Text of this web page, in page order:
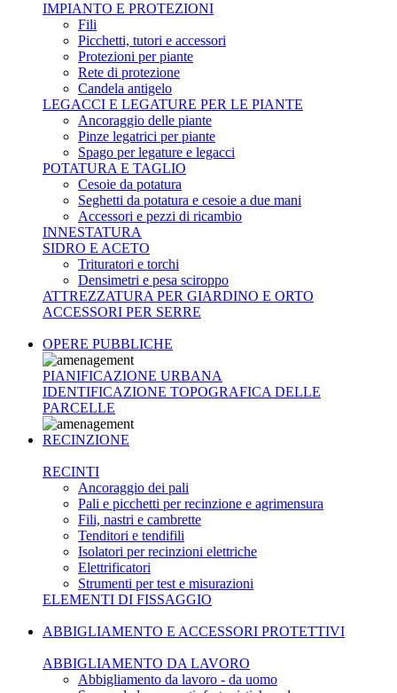
IMPIANTO E PROTEZIONI
Fili
Picchetti, tutori e accessori
Protezioni per piante
Rete di protezione
Candela antigelo
LEGACCI E LEGATURE PER LE PIANTE
Ancoraggio delle piante
Pinze legatrici per piante
Spago per legature e legacci
POTATURA E TAGLIO
Cesoie da potatura
Seghetti da potatura e cesoie a due mani
Accessori e pezzi di ricambio
INNESTATURA
SIDRO E ACETO
Trituratori e torchi
Densimetri e pesa sciroppo
ATTREZZATURA PER GIARDINO E ORTO
ACCESSORI PER SERRE
OPERE PUBBLICHE
PIANIFICAZIONE URBANA
IDENTIFICAZIONE TOPOGRAFICA DELLE
PARCELLE
RECINZIONE
RECINTI
Ancoraggio dei pali
Pali e picchetti per recinzione e agrimensura
Fili, nastri e cambrette
Tenditori e tendifili
Isolatori per recinzioni elettriche
Elettrificatori
Strumenti per test e misurazioni
ELEMENTI DI FISSAGGIO
ABBIGLIAMENTO E ACCESSORI PROTETTIVI
ABBIGLIAMENTO DA LAVORO
Abbigliamento da lavoro - da uomo